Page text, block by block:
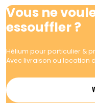
Vous ne
essouffler ?
Hélium pour particulier &
Avec livraison ou location